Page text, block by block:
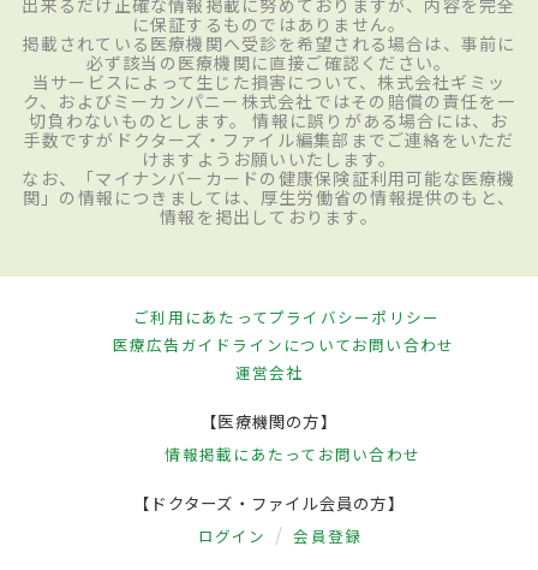
出来るだけ正確な情報掲載に努めておりますが、内容を完全
に保証するものではありません。
掲載されている医療機関へ受診を希望される場合は、事前に
必ず該当の医療機関に直接ご確認ください。
当サービスによって生じた損害について、株式会社ギミッ
ク、およびミーカンパニー株式会社ではその賠償の責任を一
切負わないものとします。 情報に誤りがある場合には、お
手数ですがドクターズ・ファイル編集部までご連絡をいただ
けますようお願いいたします。
なお、「マイナンバーカードの健康保険証利用可能な医療機
関」の情報につきましては、厚生労働省の情報提供のもと、
情報を掲出しております。
ご利用にあたってプライバシーポリシー
医療広告ガイドラインについてお問い合わせ
運営会社
【医療機関の方】
情報掲載にあたって お問い合わせ
【ドクターズ・ファイル会員の方】
ログイン 会員登録